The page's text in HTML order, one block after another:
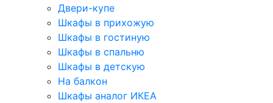
Двери-купе
Шкафы в прихожую
Шкафы в гостиную
Шкафы в спальню
Шкафы в детскую
На балкон
Шкафы аналог ИКЕА